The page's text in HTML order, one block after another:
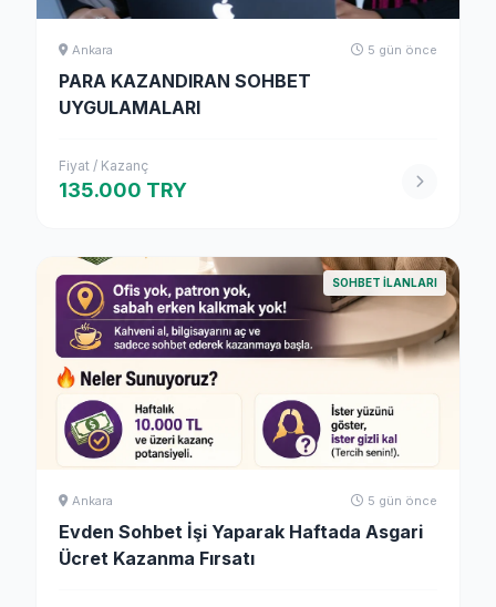
Ankara 5 gün önce
PARA KAZANDIRAN SOHBET
UYGULAMALARI
Fiyat / Kazanç
135.000 TRY
SOHBET İLANLARI
Ankara 5 gün önce
Evden Sohbet İşi Yaparak Haftada Asgari
Ücret Kazanma Fırsatı